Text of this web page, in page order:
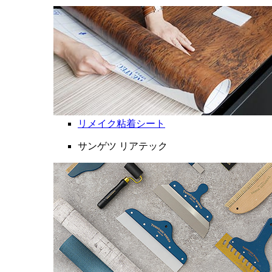
リメイク粘着シート
サンゲツ リアテック